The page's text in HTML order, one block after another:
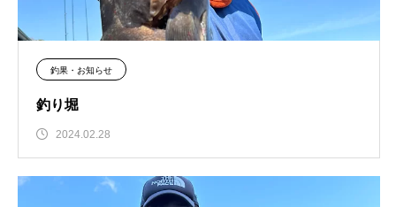
釣果・お知らせ
釣り堀
2024.02.28